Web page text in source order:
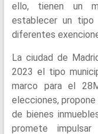
ello, tienen un
establecer un
diferentes
La ciudad de
2023 el tipo
marco para el
elecciones,
de bienes
promete